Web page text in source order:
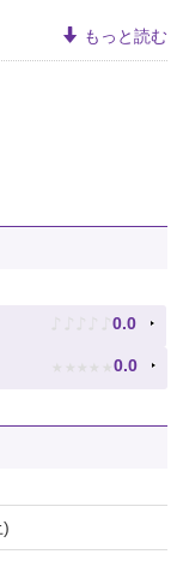
もっと読む
♪ ♪ ♪ ♪ ♪ 0.0
★ ★ ★ ★ ★ 0.0